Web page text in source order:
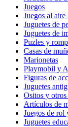
Juegos
Juegos al aire
Juguetes de
Juguetes de
Puzles y
Casas de
Marionetas
Playmobil y
Figuras de
Juguetes
Ositos y
Artículos de
Juegos de rol
Juguetes